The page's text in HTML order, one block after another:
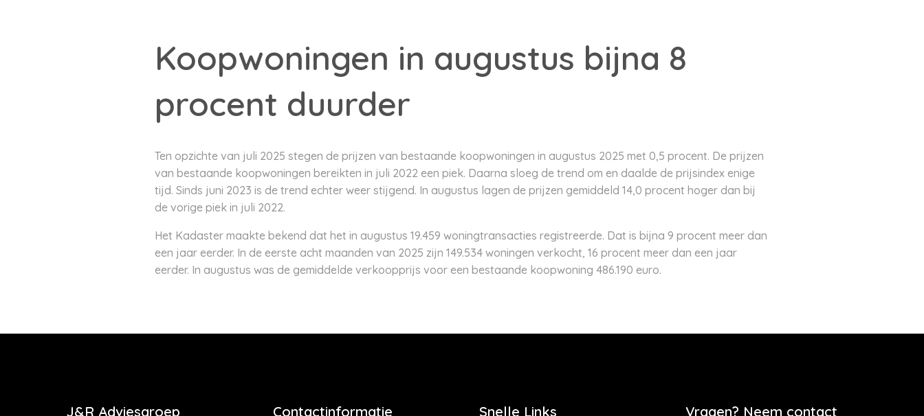
Koopwoningen in augustus bijna 8
procent duurder
Ten opzichte van juli 2025 stegen de prijzen van bestaande koopwoningen in augustus 2025 met 0,5 procent. De prijzen
van bestaande koopwoningen bereikten in juli 2022 een piek. Daarna sloeg de trend om en daalde de prijsindex enige
tijd. Sinds juni 2023 is de trend echter weer stijgend. In augustus lagen de prijzen gemiddeld 14,0 procent hoger dan bij
de vorige piek in juli 2022.
Het Kadaster maakte bekend dat het in augustus 19.459 woningtransacties registreerde. Dat is bijna 9 procent meer dan
een jaar eerder. In de eerste acht maanden van 2025 zijn 149.534 woningen verkocht, 16 procent meer dan een jaar
eerder. In augustus was de gemiddelde verkoopprijs voor een bestaande koopwoning 486.190 euro.
J&R Adviesgroep Contactinformatie Snelle Links Vragen? Neem contact